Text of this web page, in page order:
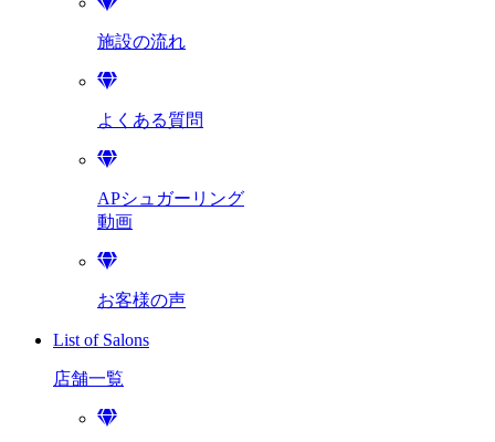
施設の流れ
よくある質問
APシュガーリング
動画
お客様の声
List of Salons
店舗一覧